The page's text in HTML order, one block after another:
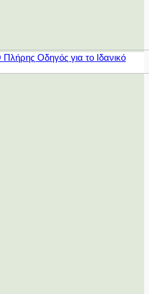
Οδηγός για το Ιδανικό